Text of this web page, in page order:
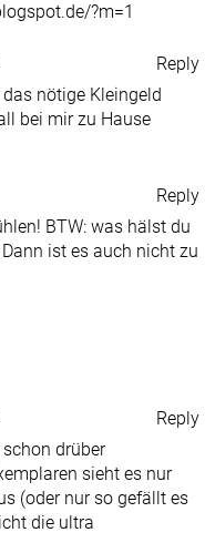
?m=1
Reply
nötige Kleingeld
bei mir zu Hause
Reply
BTW: was hälst du
ist es auch nicht zu
Reply
drüber
sieht es nur
(oder nur so gefällt es
die ultra